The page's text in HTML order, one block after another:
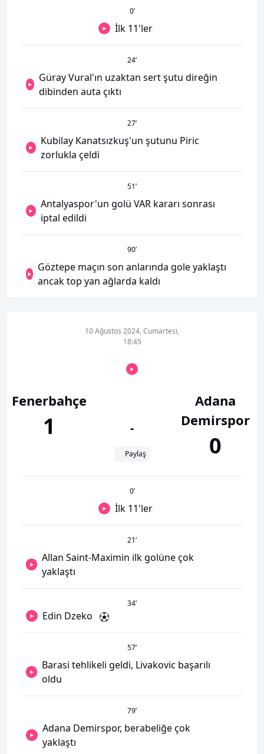
0’
İlk 11'ler
24’
Güray Vural'ın uzaktan sert şutu direğin
dibinden auta çıktı
27’
Kubilay Kanatsızkuş'un şutunu Piric
zorlukla çeldi
51’
Antalyaspor'un golü VAR kararı sonrası
iptal edildi
90’
Göztepe maçın son anlarında gole yaklaştı
ancak top yan ağlarda kaldı
Fenerbahçe
1
10 Ağustos 2024, Cumartesi,
18:45
-
Paylaş
Adana
Demirspor
0
0’
İlk 11'ler
21’
Allan Saint-Maximin ilk golüne çok
yaklaştı
34’
Edin Dzeko
57’
Barasi tehlikeli geldi, Livakovic başarılı
oldu
79’
Adana Demirspor, berabeliğe çok
yaklaştı